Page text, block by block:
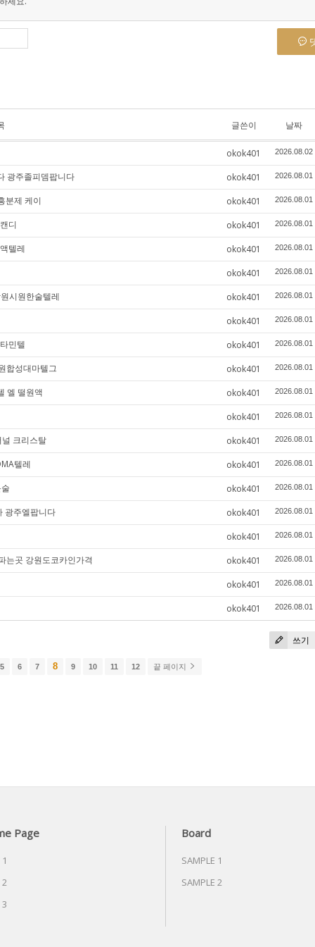
글쓴이 날짜
okok401 2026.08.02
광주졸피뎀팝니다 okok401 2026.08.01
분제 케이 okok401 2026.08.01
디 okok401 2026.08.01
텔레 okok401 2026.08.01
okok401 2026.08.01
시원한술텔레 okok401 2026.08.01
okok401 2026.08.01
민텔 okok401 2026.08.01
합성대마텔그 okok401 2026.08.01
엘 떨원액 okok401 2026.08.01
okok401 2026.08.01
크리스탈 okok401 2026.08.01
텔레 okok401 2026.08.01
okok401 2026.08.01
광주엘팝니다 okok401 2026.08.01
okok401 2026.08.01
는곳 강원도코카인가격 okok401 2026.08.01
okok401 2026.08.01
okok401 2026.08.01
쓰기
5 6 7 8 9 10 11 12 끝 페이지
Page
2
Board
SAMPLE 1
SAMPLE 2